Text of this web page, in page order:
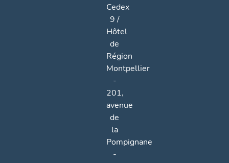
Cedex
9 /
Hôtel
de
Région
Montpellier
-
201,
avenue
de
la
Pompignane
-